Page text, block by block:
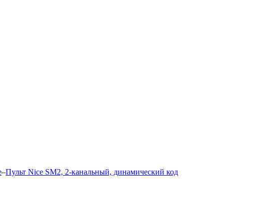
–Пульт Nice SM2, 2-канальный, динамический код